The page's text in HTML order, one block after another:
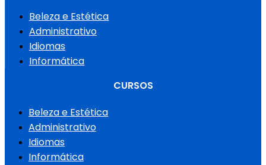
Beleza e Estética
Administrativo
Idiomas
Informática
CURSOS
Beleza e Estética
Administrativo
Idiomas
Informática